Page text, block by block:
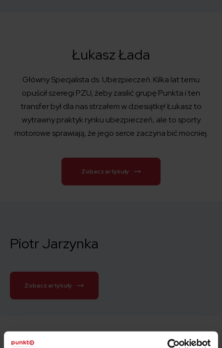
Łukasz Łada
Główny Specjalista ds. Ubezpieczeń. Kilka lat temu
opuścił szeregi PZU, żeby zasilić grupę Punkta i ten
transfer był dla nas strzałem w dziesiątkę! Łukasz to
wytrawny praktyk rynku ubezpieczeń, ale to sporty
motorowe sprawiają, że jego serce zaczyna bić mocniej.
Zobacz artykuły
Piotr Jarzynka
Zobacz artykuły